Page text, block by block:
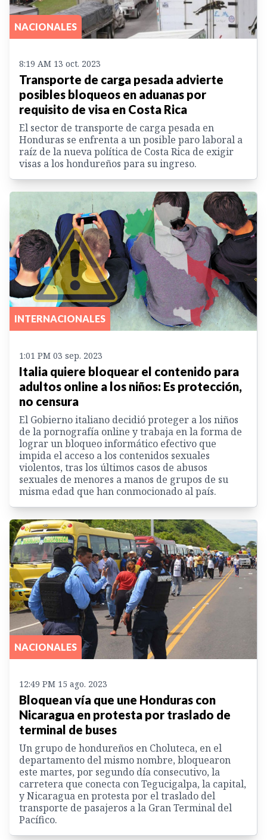
NACIONALES
8:19 AM 13 oct. 2023
Transporte de carga pesada advierte
posibles bloqueos en aduanas por
requisito de visa en Costa Rica
El sector de transporte de carga pesada en
Honduras se enfrenta a un posible paro laboral a
raíz de la nueva política de Costa Rica de exigir
visas a los hondureños para su ingreso.
INTERNACIONALES
1:01 PM 03 sep. 2023
Italia quiere bloquear el contenido para
adultos online a los niños: Es protección,
no censura
El Gobierno italiano decidió proteger a los niños
de la pornografía online y trabaja en la forma de
lograr un bloqueo informático efectivo que
impida el acceso a los contenidos sexuales
violentos, tras los últimos casos de abusos
sexuales de menores a manos de grupos de su
misma edad que han conmocionado al país.
NACIONALES
12:49 PM 15 ago. 2023
Bloquean vía que une Honduras con
Nicaragua en protesta por traslado de
terminal de buses
Un grupo de hondureños en Choluteca, en el
departamento del mismo nombre, bloquearon
este martes, por segundo día consecutivo, la
carretera que conecta con Tegucigalpa, la capital,
y Nicaragua en protesta por el traslado del
transporte de pasajeros a la Gran Terminal del
Pacífico.